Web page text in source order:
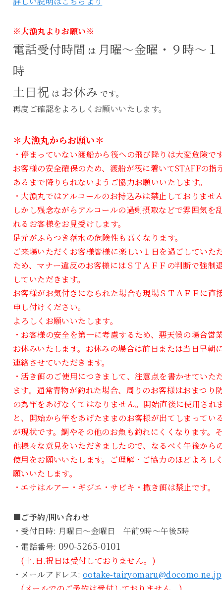
※大漁丸よりお願い※
電話受付時間 は 月曜～金曜・９時～
時
土日祝 は お休み です。
再度ご確認をよろしくお願いいたします。
＊大漁丸からお願い＊
・停まっていない渡船から筏への飛び降りは大変危険で
お客様の安全確保のため、渡船が筏に着いてSTAFFの指
あるまで降りられないようご協力お願いいたします。
・大漁丸ではアルコールのお持込みは禁止しておりませ
しかし残念ながらアルコールの過剰摂取などで雰囲気を
れるお客様をお見受けします。
足元がふらつき落水の危険性も高くなります。
ご来場いただくお客様皆様に楽しい１日を過ごしていた
ため、マナー違反のお客様にはＳＴＡＦＦの判断で強制
していただきます。
お客様がお気付きになられた場合も現場ＳＴＡＦＦに直
申し付けください。
よろしくお願いいたします。
・お客様の安全を第一に考慮するため、悪天候の場合営
お休みいたします。お休みの場合は前日または当日早朝
連絡させていただきます。
・活き餌のご使用につきまして、注意点を書かせていた
ます。通常青物が釣れた場合、周りのお客様はおまつり
の為竿をあげなくてはなりません。開始直後に使用され
と、開始から竿をあげたままのお客様が出てしまってい
が現状です。鯛やその他のお魚も釣れにくくなります。
他様々な意見をいただきましたので、なるべく午後から
使用をお願いいたします。ご理解・ご協力のほどよろし
願いいたします。
・エサはルアー・ギジエ・サビキ・撒き餌は禁止です。
■ご予約/問い合わせ
・受付日時: 月曜日～金曜日 午前9時～午後5時
・電話番号: 090-5265-0101
(土.日.祝日は受付しておりません。)
・メールアドレス: ootake-tairyomaru@docomo.ne.jp